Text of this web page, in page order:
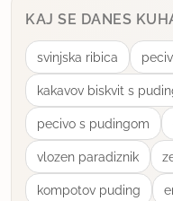
KAJ SE DANES
svinjska ribica
kakavov biskvit s
pecivo s pudingom
vlozen paradiznik
kompotov puding